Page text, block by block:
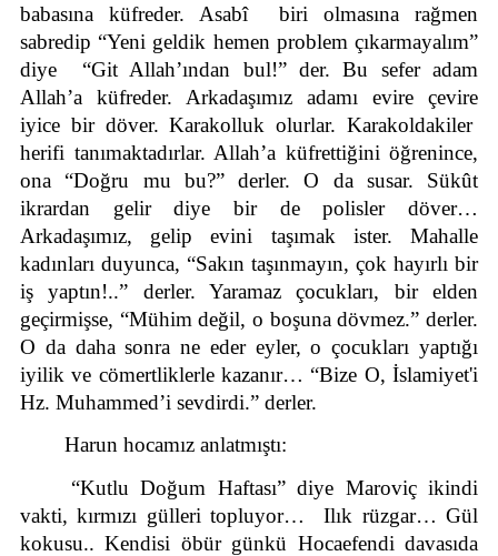
babasına küfreder. Asabî  biri olmasına rağmen
sabredip “Yeni geldik hemen problem çıkarmayalım”
diye  “Git Allah’ından bul!” der. Bu sefer adam
Allah’a küfreder. Arkadaşımız adamı evire çevire
iyice bir döver. Karakolluk olurlar. Karakoldakiler
herifi tanımaktadırlar. Allah’a küfrettiğini öğrenince,
ona “Doğru mu bu?” derler. O da susar. Sükût
ikrardan gelir diye bir de polisler döver…
Arkadaşımız, gelip evini taşımak ister. Mahalle
kadınları duyunca, “Sakın taşınmayın, çok hayırlı bir
iş yaptın!..” derler. Yaramaz çocukları, bir elden
geçirmişse, “Mühim değil, o boşuna dövmez.” derler.
O da daha sonra ne eder eyler, o çocukları yaptığı
iyilik ve cömertliklerle kazanır… “Bize O, İslamiyet'i
Hz. Muhammed’i sevdirdi.” derler.
Harun hocamız anlatmıştı:
“Kutlu Doğum Haftası” diye Maroviç ikindi
vakti, kırmızı gülleri topluyor…  Ilık rüzgar… Gül
kokusu.. Kendisi öbür günkü Hocaefendi davasıda